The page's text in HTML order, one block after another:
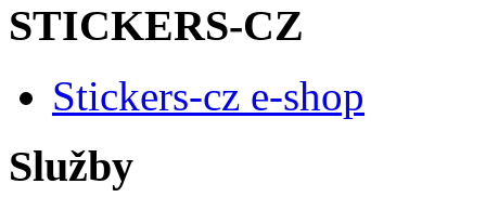
STICKERS-CZ
Stickers-cz e-shop
Služby